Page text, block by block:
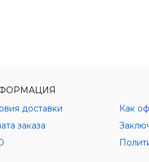
доставки
Как
заказа